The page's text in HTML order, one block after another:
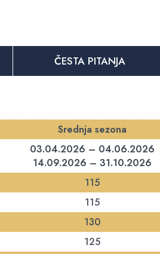
ČESTA PITANJA
Srednja sezona
03.04.2026 – 04.06.2026
14.09.2026 – 31.10.2026
115
115
130
125